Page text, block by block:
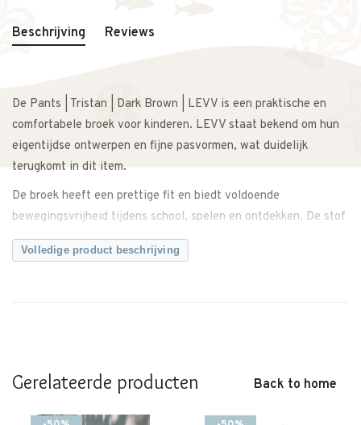
Beschrijving Reviews
De Pants | Tristan | Dark Brown | LEVV is een praktische en
comfortabele broek voor kinderen. LEVV staat bekend om hun
eigentijdse ontwerpen en fijne pasvormen, wat duidelijk
terugkomt in dit item.
De broek heeft een prettige fit en biedt voldoende
bewegingsvrijheid tijdens school, spelen en ontdekken. De stof
voelt zacht aan en zorgt ervoor dat de broek de hele dag
comfortabel zit.
Een veelzijdige basic die het hele seizoen gedragen kan
Volledige product beschrijving
Gerelateerde producten Back to home